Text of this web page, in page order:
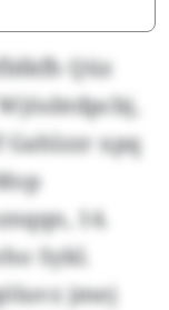
Qüz
xpq
14.
Sykl.
jmej